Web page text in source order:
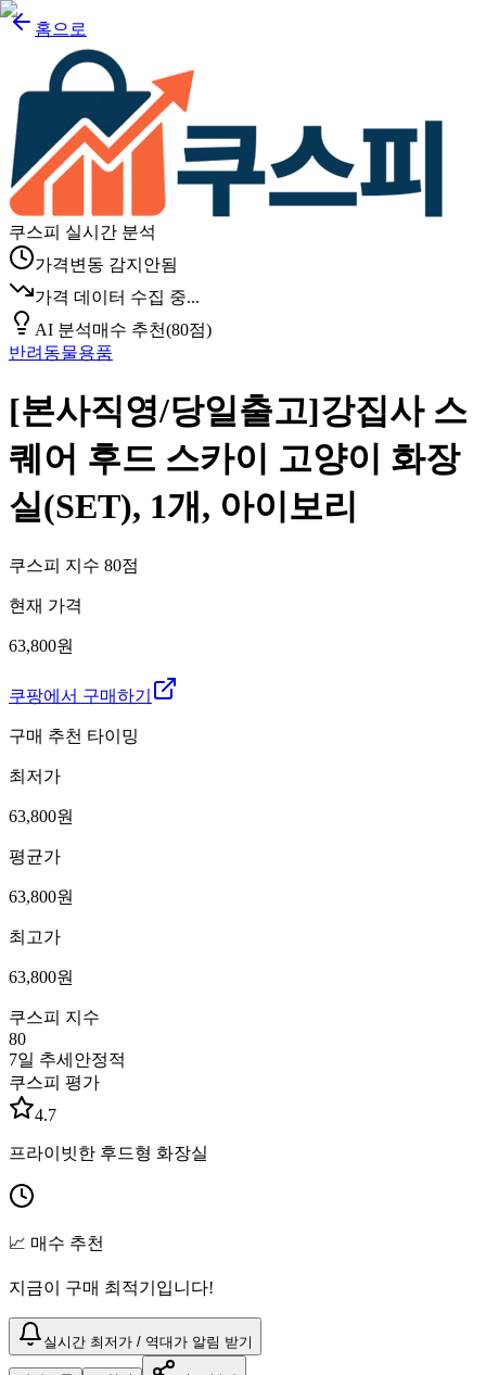
홈으로
쿠스피 실시간 분석
가격변동 감지안됨
가격 데이터 수집 중...
AI 분석매수 추천(80점)
반려동물용품
[본사직영/당일출고]강집사 스
퀘어 후드 스카이 고양이 화장
실(SET), 1개, 아이보리
쿠스피 지수 80점
현재 가격
63,800원
쿠팡에서 구매하기
구매 추천 타이밍
최저가
63,800원
평균가
63,800원
최고가
63,800원
쿠스피 지수
80
7일 추세 안정적
쿠스피 평가
4.7
프라이빗한 후드형 화장실
📈 매수 추천
지금이 구매 최적기입니다!
실시간 최저가 / 역대가 알림 받기